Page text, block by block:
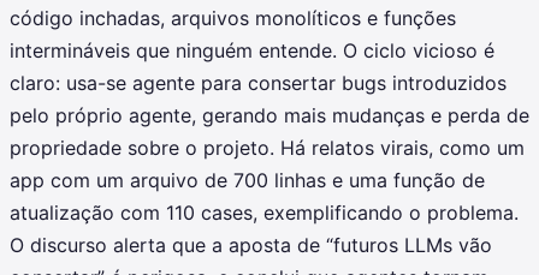
código inchadas, arquivos monolíticos e funções
intermináveis que ninguém entende. O ciclo vicioso é
claro: usa-se agente para consertar bugs introduzidos
pelo próprio agente, gerando mais mudanças e perda de
propriedade sobre o projeto. Há relatos virais, como um
app com um arquivo de 700 linhas e uma função de
atualização com 110 cases, exemplificando o problema.
O discurso alerta que a aposta de “futuros LLMs vão